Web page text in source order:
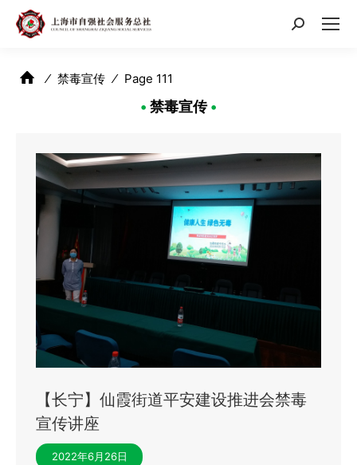
搜
⁄ 禁毒宣传 ⁄ Page 111
• 禁毒宣传•
【长宁】仙霞街道平安建设推进会禁毒
宣传讲座
2022年6月26日